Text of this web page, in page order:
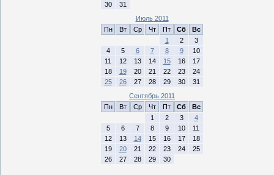
30
31
Июль 2011
Пн
Вт Ср Чт Пт Сб
Вс
1
2
3
4
5 6 7 8 9
10
11
12 13 14 15 16
17
18
19 20 21 22 23
24
25
26 27 28 29 30
31
Сентябрь 2011
Пн
Вт Ср Чт Пт Сб
Вс
1
2 3
4
5
6 7 8 9 10
11
12
13 14 15 16 17
18
19
20 21 22 23 24
25
26
27 28 29 30